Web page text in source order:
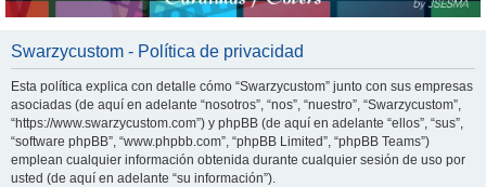
Swarzycustom - Política de privacidad
Esta política explica con detalle cómo “Swarzycustom” junto con sus empresas
asociadas (de aquí en adelante “nosotros”, “nos”, “nuestro”, “Swarzycustom”,
“https://www.swarzycustom.com”) y phpBB (de aquí en adelante “ellos”, “sus”,
“software phpBB”, “www.phpbb.com”, “phpBB Limited”, “phpBB Teams”)
emplean cualquier información obtenida durante cualquier sesión de uso por
usted (de aquí en adelante “su información”).